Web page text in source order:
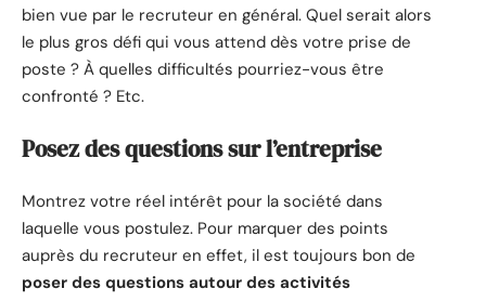
bien vue par le recruteur en général. Quel serait alors
le plus gros défi qui vous attend dès votre prise de
poste ? À quelles difficultés pourriez-vous être
confronté ? Etc.
Posez des questions sur l’entreprise
Montrez votre réel intérêt pour la société dans
laquelle vous postulez. Pour marquer des points
auprès du recruteur en effet, il est toujours bon de
poser des questions autour des activités